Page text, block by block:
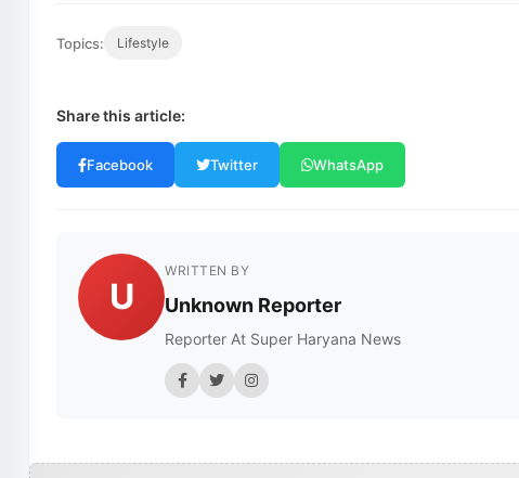
Topics: Lifestyle
Share this article:
Facebook Twitter WhatsApp
U
WRITTEN BY
Unknown Reporter
Reporter At Super Haryana News